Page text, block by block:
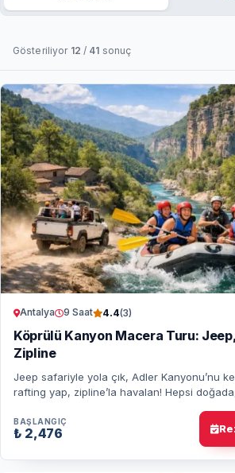
Gösteriliyor 12 / 41 sonuç
Antalya 9 Saat 4.4(3)
Köprülü Kanyon Macera Turu:
Zipline
Jeep safariyle yola çık, Adler Kanyonu’nu
rafting yap, zipline’la havalan! Hepsi
BAŞLANGIÇ
₺ 2,476